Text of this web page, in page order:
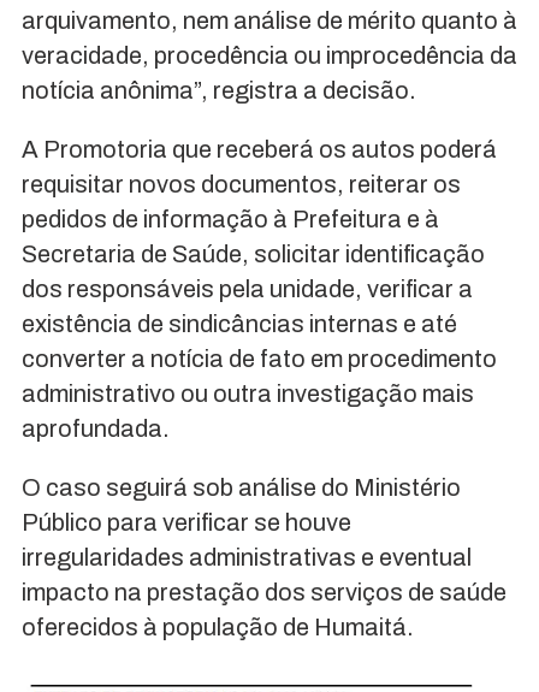
arquivamento, nem análise de mérito quanto à
veracidade, procedência ou improcedência da
notícia anônima”, registra a decisão.
A Promotoria que receberá os autos poderá
requisitar novos documentos, reiterar os
pedidos de informação à Prefeitura e à
Secretaria de Saúde, solicitar identificação
dos responsáveis pela unidade, verificar a
existência de sindicâncias internas e até
converter a notícia de fato em procedimento
administrativo ou outra investigação mais
aprofundada.
O caso seguirá sob análise do Ministério
Público para verificar se houve
irregularidades administrativas e eventual
impacto na prestação dos serviços de saúde
oferecidos à população de Humaitá.